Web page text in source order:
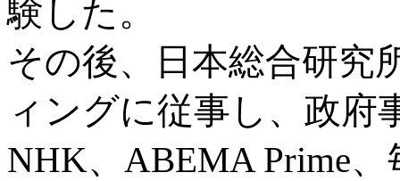
験した。
その後、日本総合研究
ィングに従事し、政府
NHK、ABEMA Prime